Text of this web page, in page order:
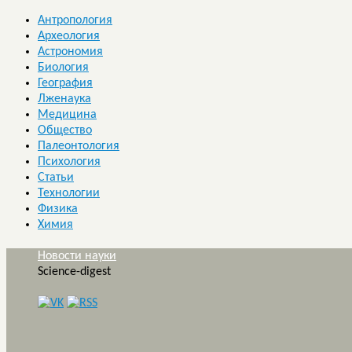
Антропология
Археология
Астрономия
Биология
География
Лженаука
Медицина
Общество
Палеонтология
Психология
Статьи
Технологии
Физика
Химия
Новости науки
Science-digest